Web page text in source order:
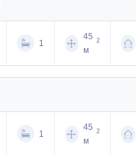
1
45
м
2
1
45
м
2